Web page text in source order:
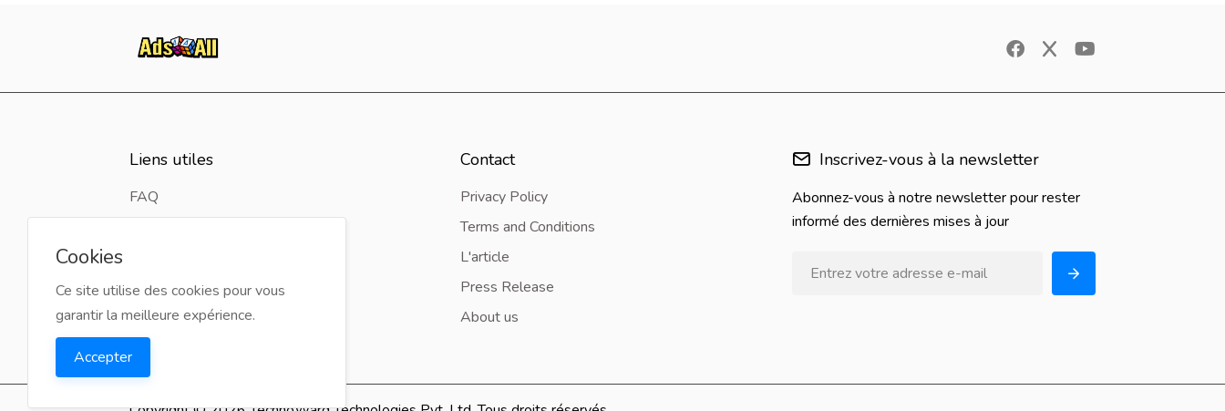
Liens utiles
FAQ
Contact
Privacy Policy
Terms and Conditions
L'article
Press Release
About us
Inscrivez-vous à la newsletter
Abonnez-vous à notre newsletter pour rester
informé des dernières mises à jour
Cookies
Ce site utilise des cookies pour vous
garantir la meilleure expérience.
Accepter